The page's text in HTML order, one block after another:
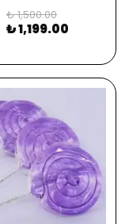
₺ 1,500.00
₺ 1,199.00